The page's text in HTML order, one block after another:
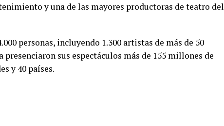
y una de las mayores productoras de teatro del
personas, incluyendo 1.300 artistas de más de 50
sus espectáculos más de 155 millones de
y 40 países.